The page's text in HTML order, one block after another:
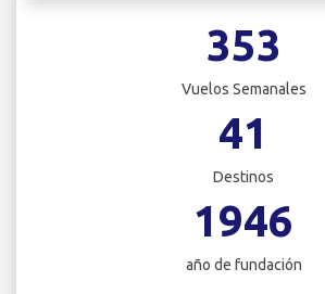
353
Vuelos Semanales
41
Destinos
1946
año de fundación